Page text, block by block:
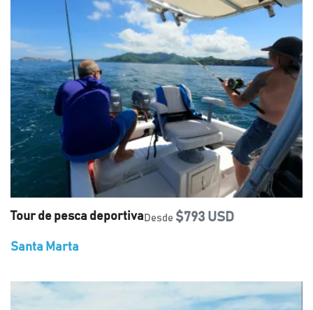
Tour de pesca deportiva Desde $793 USD
Santa Marta